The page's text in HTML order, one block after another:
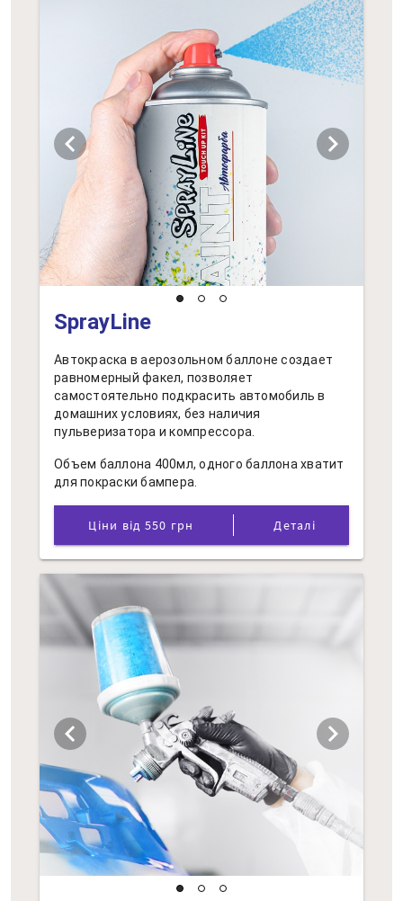
chevron_left chevron_right
SprayLine
Автокраска в аерозольном баллоне создает
равномерный факел, позволяет
самостоятельно подкрасить автомобиль в
домашних условиях, без наличия
пульверизатора и компрессора.
Объем баллона 400мл, одного баллона хватит
для покраски бампера.
Ціни від 550 грн Деталі
chevron_left chevron_right